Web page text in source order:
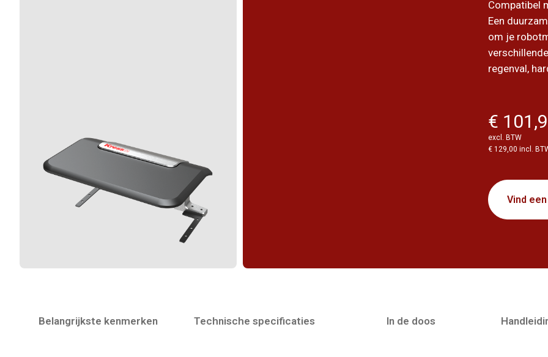
Compatibel
Een
om je
regenval,
€
excl. BTW
€ 129,00 incl.
Vind
Belangrijkste kenmerken Technische specificaties In de doos